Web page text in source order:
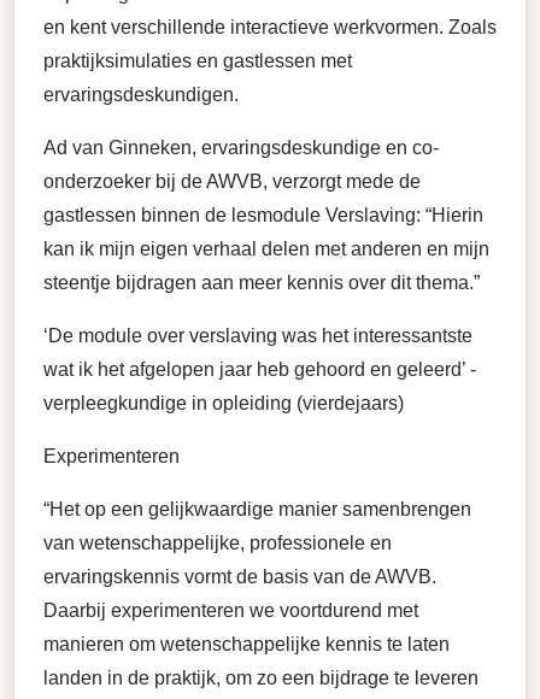
en kent verschillende interactieve werkvormen. Zoals
praktijksimulaties en gastlessen met
ervaringsdeskundigen.
Ad van Ginneken, ervaringsdeskundige en co-
onderzoeker bij de AWVB, verzorgt mede de
gastlessen binnen de lesmodule Verslaving: “Hierin
kan ik mijn eigen verhaal delen met anderen en mijn
steentje bijdragen aan meer kennis over dit thema.”
‘De module over verslaving was het interessantste
wat ik het afgelopen jaar heb gehoord en geleerd’ -
verpleegkundige in opleiding (vierdejaars)
Experimenteren
“Het op een gelijkwaardige manier samenbrengen
van wetenschappelijke, professionele en
ervaringskennis vormt de basis van de AWVB.
Daarbij experimenteren we voortdurend met
manieren om wetenschappelijke kennis te laten
landen in de praktijk, om zo een bijdrage te leveren